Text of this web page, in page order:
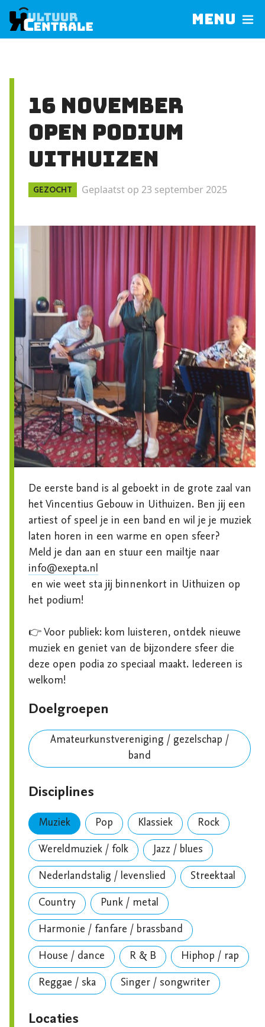
Menu
16 november
open podium
Uithuizen
GEZOCHT Geplaatst op 23 september 2025
De eerste band is al geboekt in de grote zaal van
het Vincentius Gebouw in Uithuizen. Ben jij een
artiest of speel je in een band en wil je je muziek
laten horen in een warme en open sfeer?
info@exepta.nl
het podium!
👉 Voor publiek: kom luisteren, ontdek nieuwe
muziek en geniet van de bijzondere sfeer die
deze open podia zo speciaal maakt. Iedereen is
welkom!
Doelgroepen
Amateurkunstvereniging / gezelschap /
band
Disciplines
Muziek Pop Klassiek Rock
Wereldmuziek / folk Jazz / blues
Nederlandstalig / levenslied Streektaal
Country Punk / metal
Harmonie / fanfare / brassband
House / dance R & B Hiphop / rap
Reggae / ska Singer / songwriter
Locaties